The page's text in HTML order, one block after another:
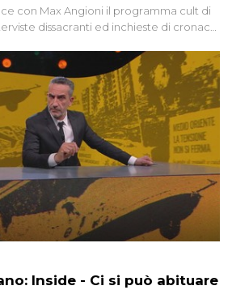
con Max Angioni il programma cult di
dissacranti ed inchieste di cronaca
Inside - Ci si può abituare